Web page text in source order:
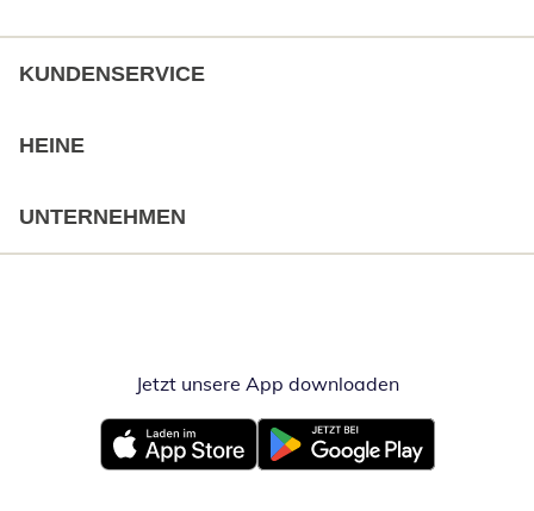
KUNDENSERVICE
HEINE
UNTERNEHMEN
Jetzt unsere App downloadenÖffnet in
Öffnet in neuem FensterÖffnet in neuem Fenster